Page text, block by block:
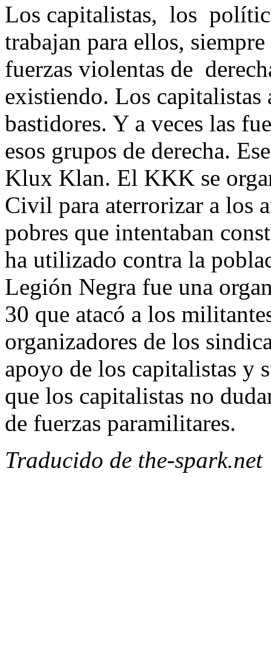
Los capitalistas, los
trabajan para ellos,
fuerzas violentas de
existiendo. Los capitalistas
bastidores. Y a veces las
esos grupos de derecha.
Klux Klan. El KKK se
Civil para aterrorizar a los
pobres que intentaban
ha utilizado contra la
Legión Negra fue una
30 que atacó a los
organizadores de los
apoyo de los capitalistas y
que los capitalistas no
de fuerzas paramilitares.
Traducido de the-spark.net